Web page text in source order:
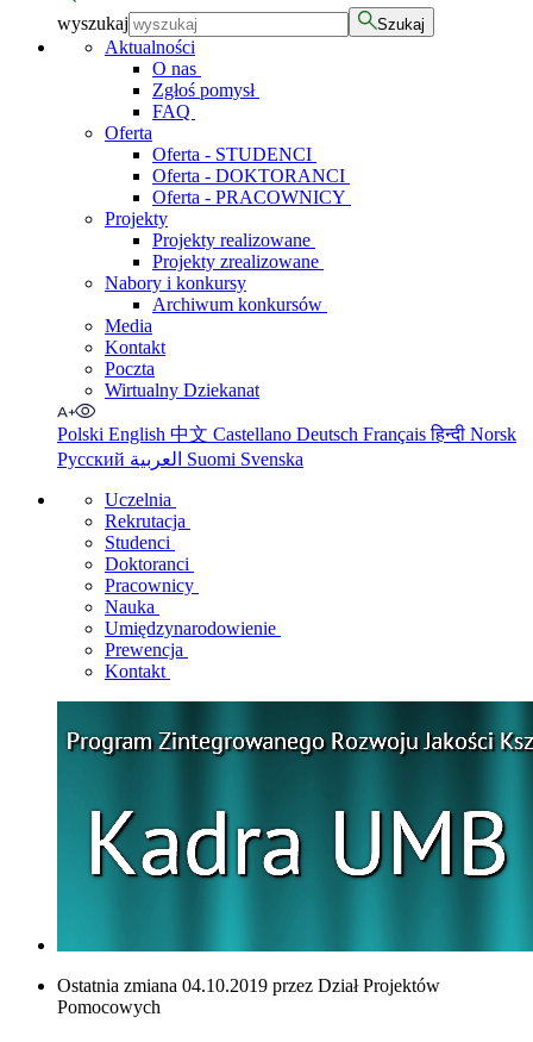
wyszukaj Szukaj
Aktualności
O nas
Zgłoś pomysł
FAQ
Oferta
Oferta - STUDENCI
Oferta - DOKTORANCI
Oferta - PRACOWNICY
Projekty
Projekty realizowane
Projekty zrealizowane
Nabory i konkursy
Archiwum konkursów
Media
Kontakt
Poczta
Wirtualny Dziekanat
Polski English 中文 Castellano Deutsch Françaisहिन्दी Norsk
Русский
Suomi Svenska
Uczelnia
Rekrutacja
Studenci
Doktoranci
Pracownicy
Nauka
Umiędzynarodowienie
Prewencja
Kontakt
Ostatnia zmiana 04.10.2019 przez Dział Projektów
Pomocowych